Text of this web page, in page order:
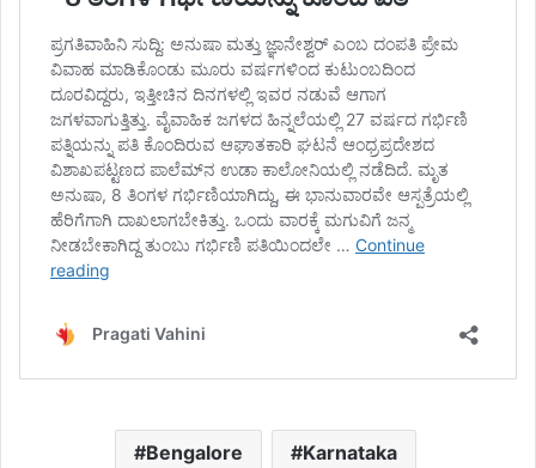
Bengalore Karnataka